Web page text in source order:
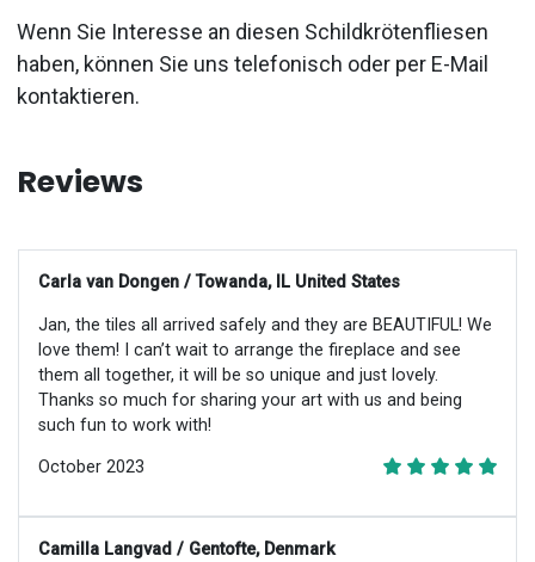
Wenn Sie Interesse an diesen Schildkrötenfliesen
haben, können Sie uns telefonisch oder per E-Mail
kontaktieren.
Reviews
Carla van Dongen / Towanda, IL United States
Jan, the tiles all arrived safely and they are BEAUTIFUL! We
love them! I can’t wait to arrange the fireplace and see
them all together, it will be so unique and just lovely.
Thanks so much for sharing your art with us and being
such fun to work with!
October 2023
Camilla Langvad / Gentofte, Denmark